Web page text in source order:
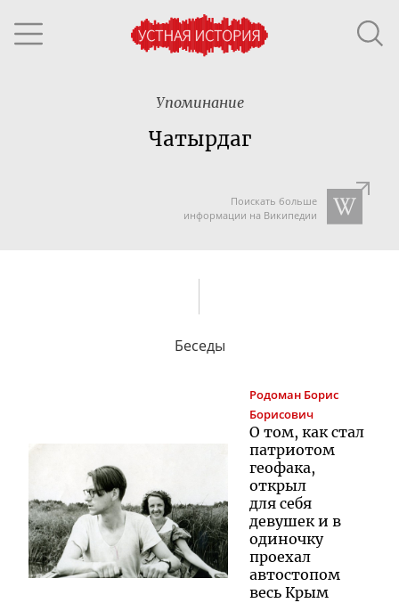
Упоминание
Чатырдаг
Поискать больше
информации на Википедии
Беседы
Родоман Борис
Борисович
О том, как стал
патриотом
геофака,
открыл
для себя
девушек и в
одиночку
проехал
автостопом
весь Крым